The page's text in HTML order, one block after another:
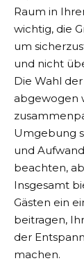
Raum in
wichtig, die
um
und nicht
Die Wahl
abgewogen
Umgebung
und
beachten,
Insgesamt
Gästen ein
beitragen,
der
machen.